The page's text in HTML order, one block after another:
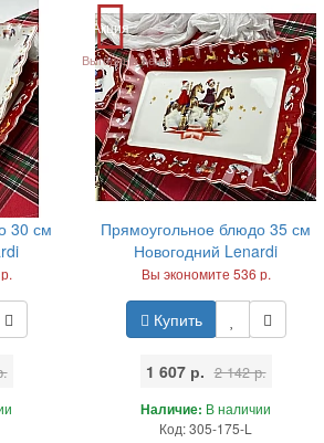
30 см
Акция
Выгодные цены
Прямоугольное блюдо 35 см
Новогодний Lenardi
Вы экономите 536 р.
Купить
1 607 р. 2 142 р.
Наличие: В наличии
Код: 305-175-L